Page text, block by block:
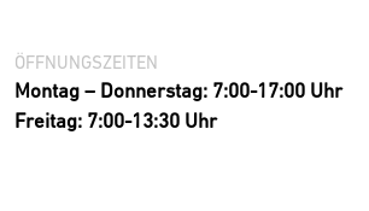
ÖFFNUNGSZEITEN
Montag – Donnerstag: 7:00-17:00 Uhr
Freitag: 7:00-13:30 Uhr